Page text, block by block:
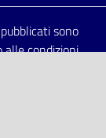
sono
alle condizioni